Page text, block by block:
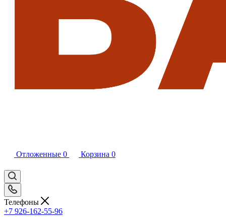
Отложенные 0 Корзина 0
Телефоны
+7 926-162-55-96